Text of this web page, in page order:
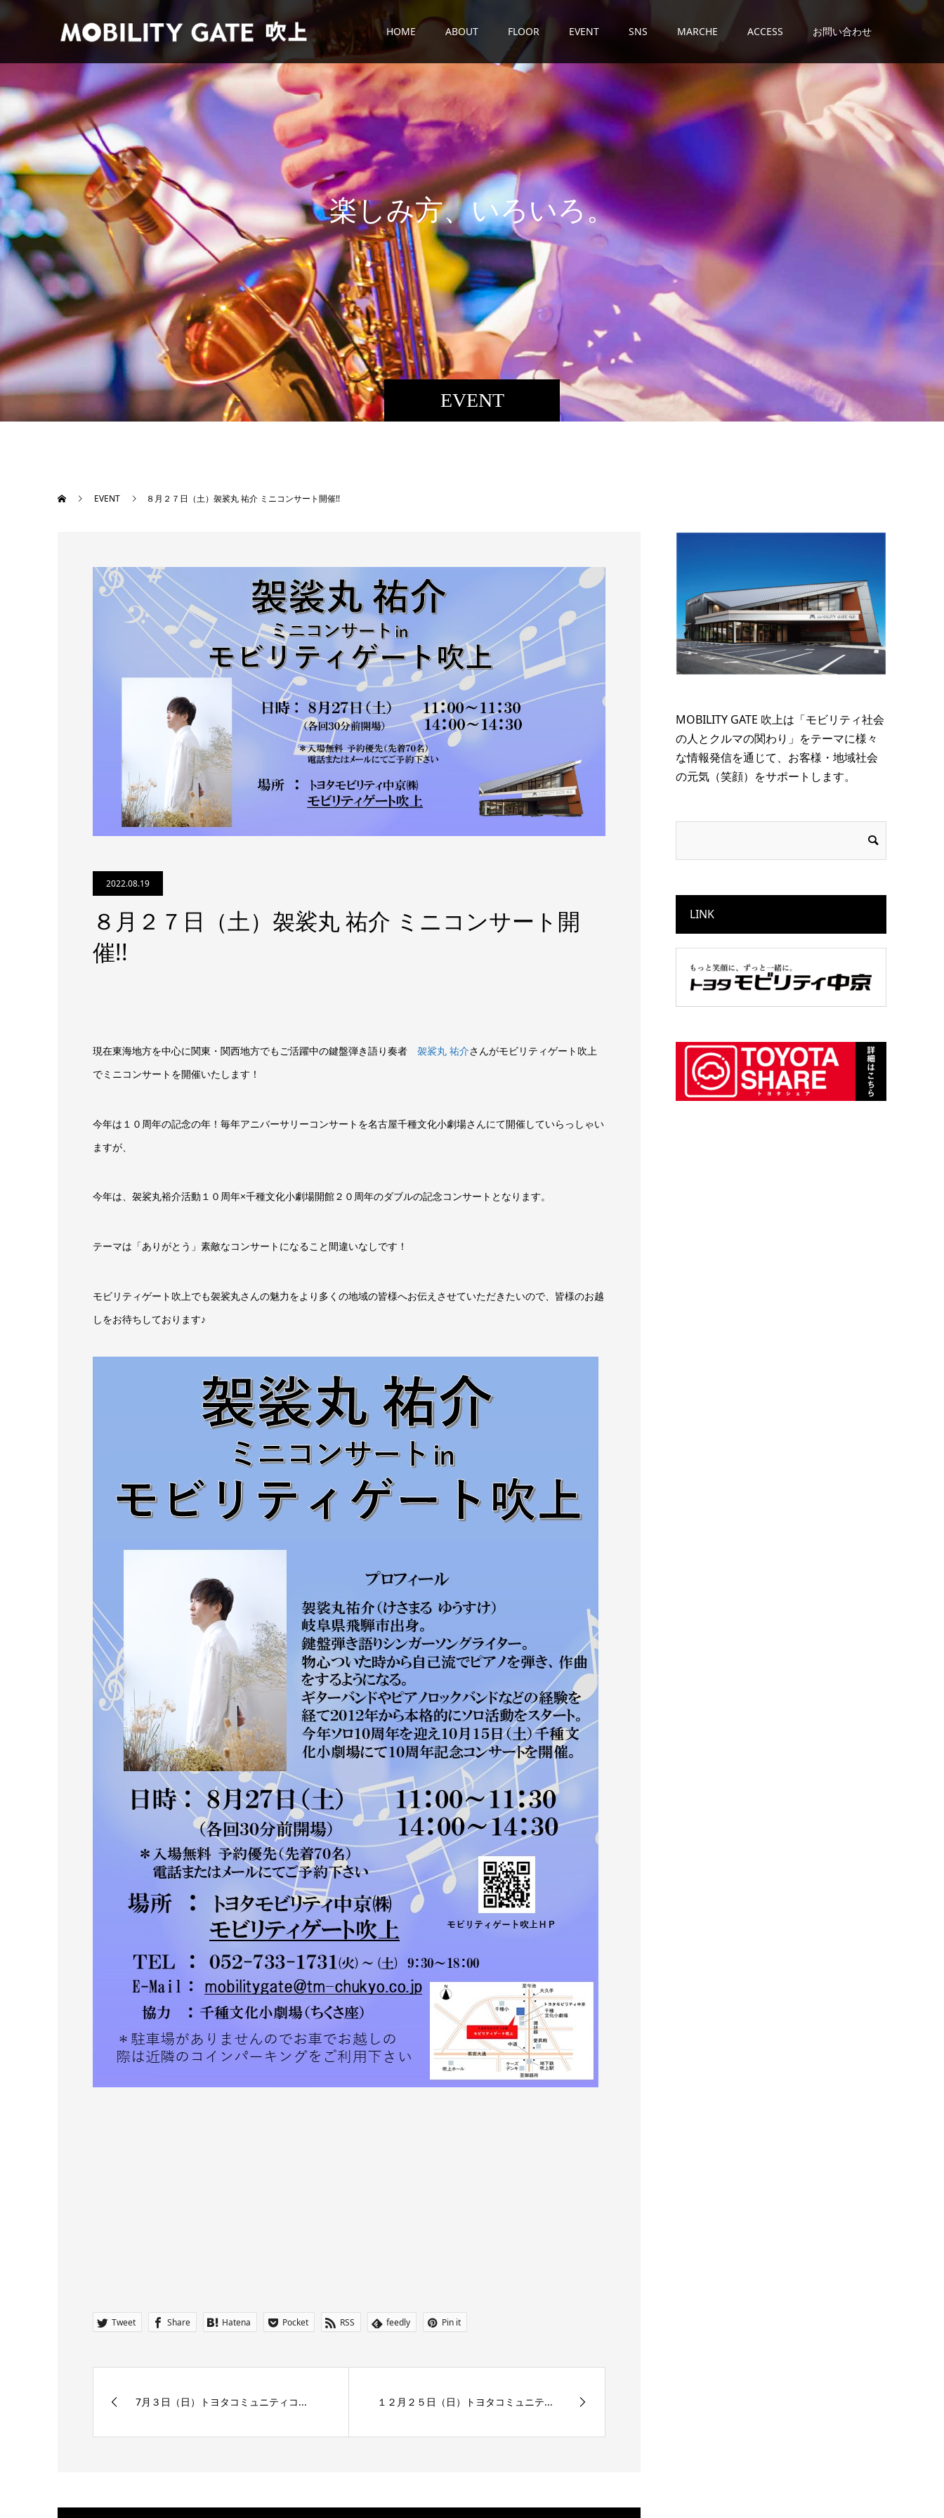
HOME ABOUT FLOOR EVENT SNS MARCHE ACCESS お問い合わせ
EVENT
楽しみ方、いろいろ。
EVENT ８月２７日（土）袈裟丸 祐介 ミニコンサート開催!!
2022.08.19
８月２７日（土）袈裟丸 祐介 ミニコンサート開
催!!
現在東海地方を中心に関東・関西地方でもご活躍中の鍵盤弾き語り奏者 袈裟丸 祐介さんがモビリティゲート吹上
でミニコンサートを開催いたします！
今年は１０周年の記念の年！毎年アニバーサリーコンサートを名古屋千種文化小劇場さんにて開催していらっしゃい
ますが、
今年は、袈裟丸裕介活動１０周年×千種文化小劇場開館２０周年のダブルの記念コンサートとなります。
テーマは「ありがとう」素敵なコンサートになること間違いなしです！
モビリティゲート吹上でも袈裟丸さんの魅力をより多くの地域の皆様へお伝えさせていただきたいので、皆様のお越
しをお待ちしております♪
Tweet Share Hatena Pocket RSS feedly Pin it
7月３日（日）トヨタコミュニティコ... １２月２５日（日）トヨタコミュニテ...
MOBILITY GATE 吹上は「モビリティ社会
の人とクルマの関わり」をテーマに様々
な情報発信を通じて、お客様・地域社会
の元気（笑顔）をサポートします。
LINK